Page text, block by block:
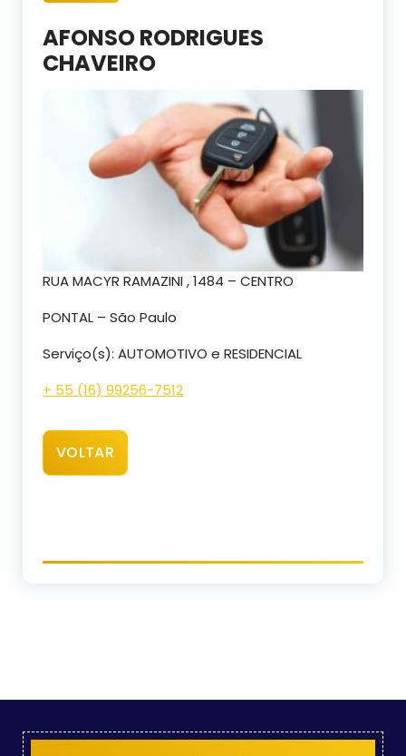
AFONSO RODRIGUES
CHAVEIRO
RUA MACYR RAMAZINI , 1484 – CENTRO
PONTAL – São Paulo
Serviço(s): AUTOMOTIVO e RESIDENCIAL
+ 55 (16) 99256-7512
VOLTAR